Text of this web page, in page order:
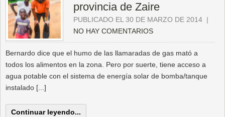
provincia de Zaire
PUBLICADO EL 30 DE MARZO DE 2014 |
NO HAY COMENTARIOS
Bernardo dice que el humo de las llamaradas de gas mató a
todos los alimentos en la zona. Pero por suerte, tiene acceso a
agua potable con el sistema de energía solar de bomba/tanque
instalado [...]
Continuar leyendo...